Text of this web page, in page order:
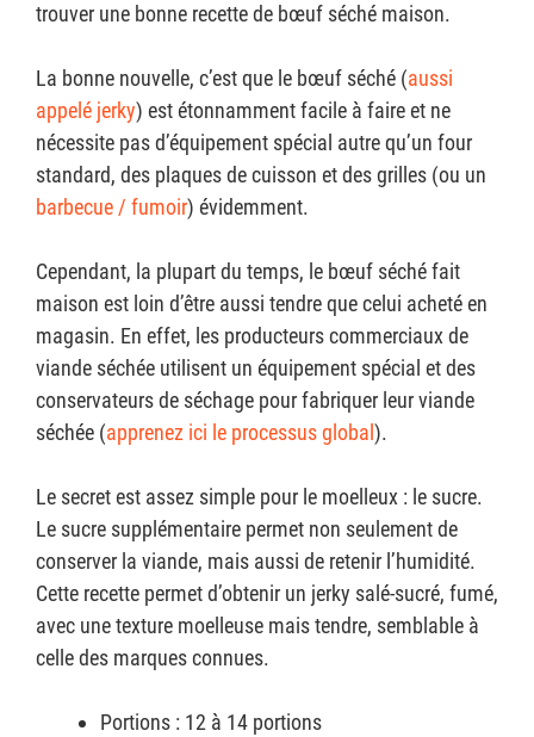
trouver une bonne recette de bœuf séché maison.
La bonne nouvelle, c’est que le bœuf séché (aussi
appelé jerky) est étonnamment facile à faire et ne
nécessite pas d’équipement spécial autre qu’un four
standard, des plaques de cuisson et des grilles (ou un
barbecue / fumoir) évidemment.
Cependant, la plupart du temps, le bœuf séché fait
maison est loin d’être aussi tendre que celui acheté en
magasin. En effet, les producteurs commerciaux de
viande séchée utilisent un équipement spécial et des
conservateurs de séchage pour fabriquer leur viande
séchée (apprenez ici le processus global ).
Le secret est assez simple pour le moelleux : le sucre.
Le sucre supplémentaire permet non seulement de
conserver la viande, mais aussi de retenir l’humidité.
Cette recette permet d’obtenir un jerky salé-sucré, fumé,
avec une texture moelleuse mais tendre, semblable à
celle des marques connues.
Portions : 12 à 14 portions